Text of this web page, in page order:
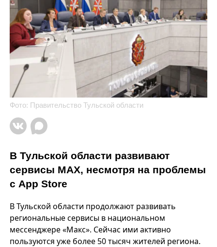
Фото: Правительство Тульской области
В Тульской области развивают
сервисы МАХ, несмотря на проблемы
с App Store
В Тульской области продолжают развивать
региональные сервисы в национальном
мессенджере «Макс». Сейчас ими активно
пользуются уже более 50 тысяч жителей региона.